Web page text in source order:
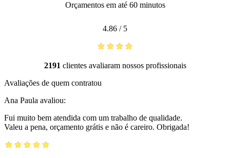
Orçamentos em até 60 minutos
4.86 / 5
2191 clientes avaliaram nossos profissionais
Avaliações de quem contratou
Ana Paula avaliou:
Fui muito bem atendida com um trabalho de qualidade.
Valeu a pena, orçamento grátis e não é careiro. Obrigada!